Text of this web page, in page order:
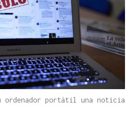
ordenador portátil una noticia